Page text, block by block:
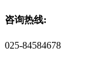
咨询热线:
025-84584678